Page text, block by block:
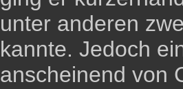
unter anderen
kannte. Jedoch
anscheinend von